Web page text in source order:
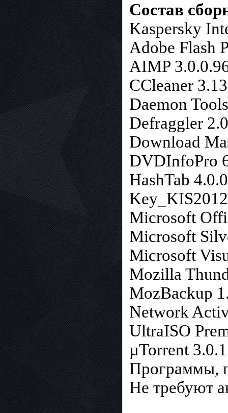
Состав
Kaspersky
Adobe Flash
AIMP
CCleaner
Daemon
Defraggler
Download
DVDInfoPro
HashTab 4.0.0
Key_KIS2012
Microsoft
Microsoft
Microsoft
Mozilla
MozBackup
Network
UltraISO
µTorrent
Программы,
Не требуют